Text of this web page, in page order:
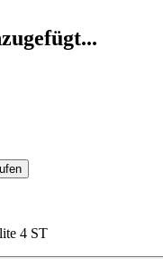
4 ST